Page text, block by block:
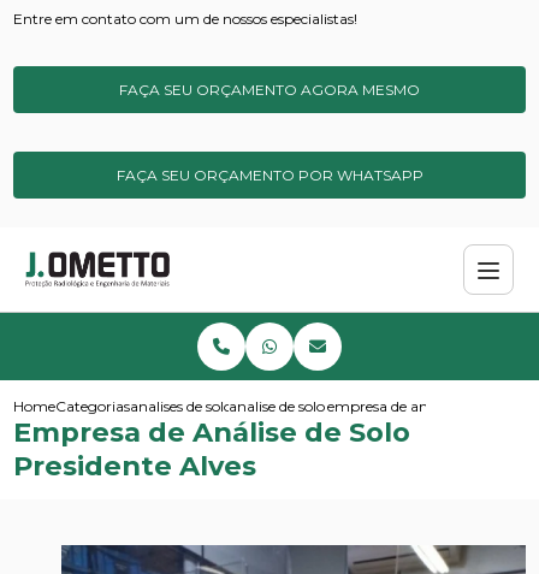
Entre em contato com um de nossos especialistas!
FAÇA SEU ORÇAMENTO AGORA MESMO
FAÇA SEU ORÇAMENTO POR WHATSAPP
HomeCategoriasanalises de solos e sedimentos
analise de solo basicaempresa de analise de solo
Empresa de Análise de Solo
Presidente Alves